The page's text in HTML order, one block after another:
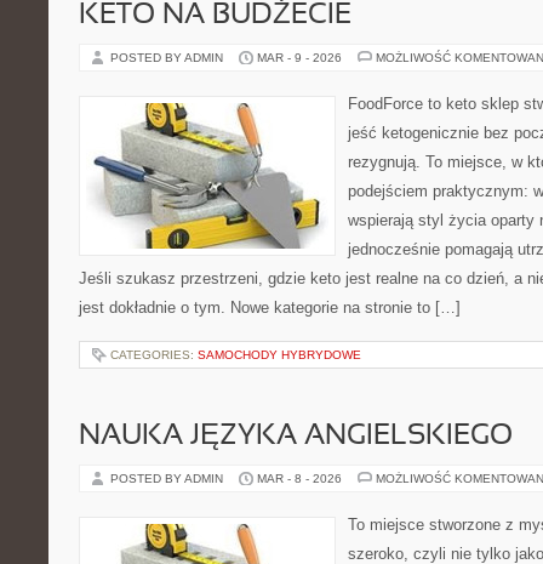
KETO NA BUDŻECIE
POSTED BY ADMIN MAR - 9 - 2026 MOŻLIWOŚĆ
FoodForce to keto sklep
jeść ketogenicznie bez
rezygnują. To miejsce, w
podejściem praktycznym:
wspierają styl życia oparty
jednocześnie pomagają
Jeśli szukasz przestrzeni, gdzie keto jest realne na co dzień, a
jest dokładnie o tym. Nowe kategorie na stronie to […]
CATEGORIES: SAMOCHODY HYBRYDOWE
NAUKA JĘZYKA ANGIELSKIEGO
POSTED BY ADMIN MAR - 8 - 2026 MOŻLIWOŚĆ
To miejsce stworzone z
szeroko, czyli nie tylko